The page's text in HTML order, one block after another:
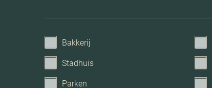
Bakkerij
Stadhuis
Parken